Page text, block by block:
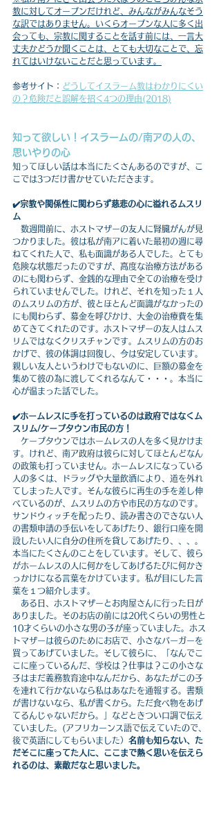
教に対してオープンだけれど、みんながみんなそう
な訳ではありません。いくらオープンな人に多く出
会っても、宗教に関することを話す前には、一言大
丈夫かどうか聞くことは、とても大切なことで、忘
れてはいけないことだと思っています。
参考サイト： どうしてイスラーム教はわかりにくい
の？危険だと誤解を招く4つの理由(2018)
知って欲しい！イスラームの/南アの人の、
思いやりの心
知ってほしい話は本当にたくさんあるのですが、こ
こでは3つだけ書かせていただきます。
✔️宗教や関係性に関わらず慈悲の心に溢れるムスリ
ム
数週間前に、ホストマザーの友人に腎臓がんが見
つかりました。彼は私が南アに着いた最初の週に尋
ねてくれた人で、私も面識がある人でした。とても
危険な状態だったのですが、高度な治療方法がある
のにも関わらず、金銭的な理由で全ての治療を受け
られていませんでした。けれど、それを知った１人
のムスリムの方が、彼とほとんど面識がなかったの
にも関わらず、募金を呼びかけ、大金の治療費を集
めてきてくれたのです。ホストマザーの友人はムス
リムではなくクリスチャンです。ムスリムの方のお
かげで、彼の体調は回復し、今は安定しています。
親しい友人というわけでもないのに、巨額の募金を
集めて彼の為に渡してくれるなんて・・・。本当に
心が温まった話でした。
✔️ホームレスに手を打っているのは政府ではなくム
スリム/ケープタウン市民の方！
ケープタウンではホームレスの人を多く見かけま
す。けれど、南ア政府は彼らに対してほとんどなん
の政策も打っていません。ホームレスになっている
人の多くは、ドラッグや大量飲酒により、道を外れ
てしまった人です。そんな彼らに再生の手を差し伸
べているのが、ムスリムの方や市民の方なのです。
サンドウィッチを配ったり、読み書きのできない人
の書類申請の手伝いをしてあげたり、銀行口座を開
設したい人に自分の住所を貸してあげたり、、、。
本当にたくさんのことをしています。そして、彼ら
がホームレスの人に何かをしてあげるたびに何かき
っかけになる言葉をかけています。私が目にした言
葉を１つ紹介します。
ある日、ホストマザーとお肉屋さんに行った日が
ありました。そのお店の前には20代くらいの男性と
10才くらいの小さな男の子が座っていました。ホス
トマザーは彼らのためにお店で、小さなバーガーを
買ってあげていました。そして彼らに、「なんでこ
こに座っているんだ、学校は？仕事は？この小さな
子はまだ義務教育途中なんだから、あなたがこの子
を連れて行かないなら私はあなたを通報する。書類
が書けないなら、私が書くから。ただ食べ物をあげ
てるんじゃないだから。」などときつい口調で伝え
ていました。(アフリカーンス語で伝えていたので、
後で英語にしてもらいました） 名前も知らない、た
だそこに座ってた人に、ここまで熱く思いを伝えら
れるのは、素敵だなと思いました。